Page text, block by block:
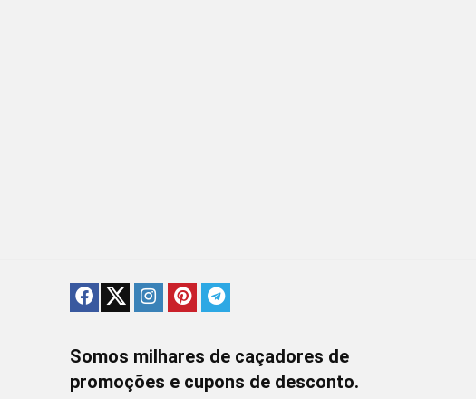
Somos milhares de caçadores de
promoções e cupons de desconto.